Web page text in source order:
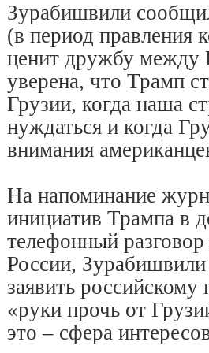
Зурабишвили
(в период
ценит дружбу
уверена, что Трамп
Грузии, когда наша
нуждаться и когда
внимания
На напоминание
инициатив Трампа в
телефонный
России,
заявить
«руки прочь от
это – сфера